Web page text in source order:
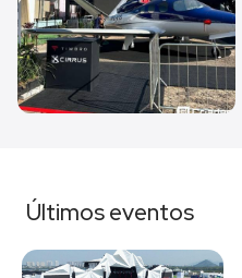
Últimos eventos